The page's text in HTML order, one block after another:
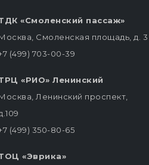
«Смоленский пассаж»
Смоленская площадь, д. 3
(499) 703-00-39
«РИО» Ленинский
Ленинский проспект,
(499) 350-80-65
«Эврика»